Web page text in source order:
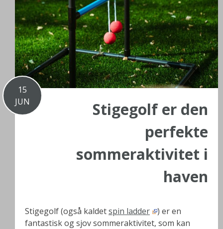
15
JUN
Stigegolf er den
perfekte
sommeraktivitet i
haven
Stigegolf (også kaldetspin ladder
) er en
fantastisk og sjov sommeraktivitet, som kan